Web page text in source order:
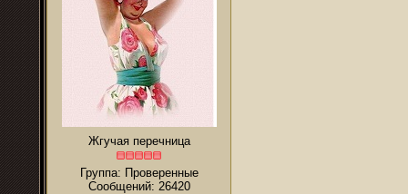
Жгучая перечница
Группа: Проверенные
Сообщений: 26420